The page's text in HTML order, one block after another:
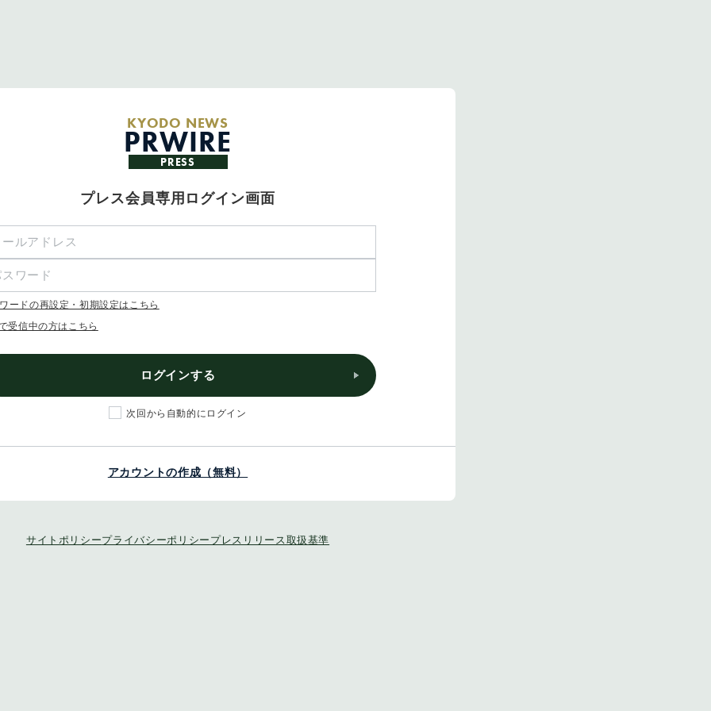
KYODO NEWS
PRWIRE
PRESS
プレス会員専用ログイン画面
ードの再設定・初期設定はこちら
受信中の方はこちら
ログインする
次回から自動的にログイン
アカウントの作成（無料）
サイトポリシープライバシーポリシー プレスリリース取扱基準